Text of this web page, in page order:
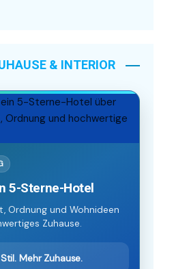
& INTERIOR
5-Sterne-Hotel
Ordnung und Wohnideen
Zuhause.
Mehr Zuhause.